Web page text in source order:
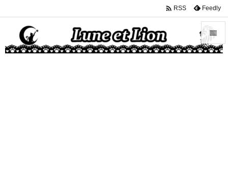


 RSS Feedly